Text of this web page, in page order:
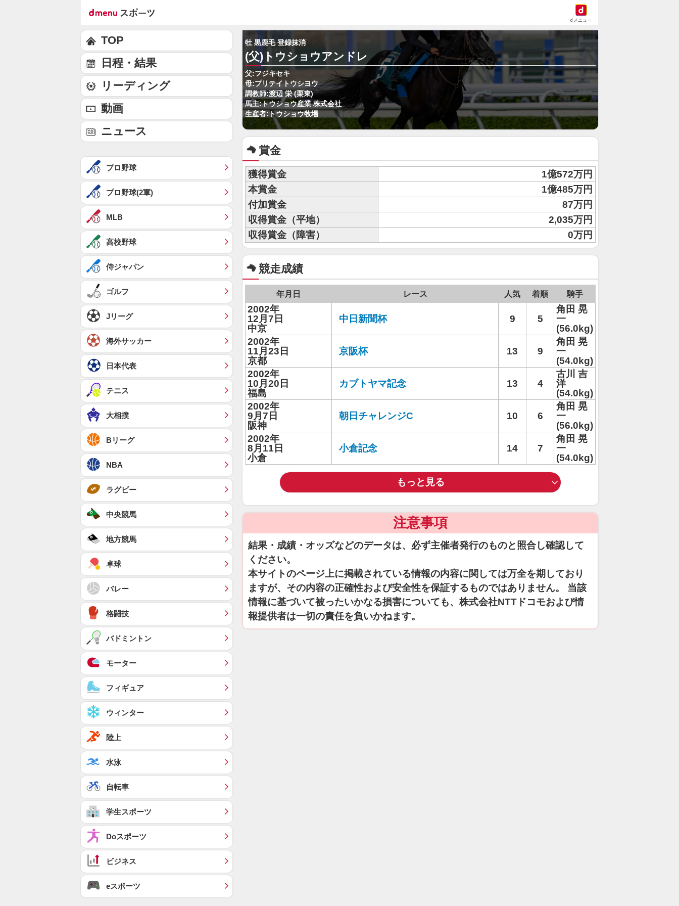
dメニュー
牡 黒鹿毛 登録抹消
(父)トウショウアンドレ
父:フジキセキ
母:プリテイトウシヨウ
調教師:渡辺 栄 (栗東)
馬主:トウショウ産業 株式会社
生産者:トウショウ牧場
賞金
獲得賞金
1億572万円
本賞金
1億485万円
付加賞金
87万円
収得賞金（平地）
2,035万円
収得賞金（障害）
0万円
競走成績
年月日 レース 人気 着順 騎手
2002年
12月7日
中京
中日新聞杯 9 5
角田 晃
一
(56.0kg)
2002年
11月23日
京都
京阪杯 13 9
角田 晃
一
(54.0kg)
2002年
10月20日
福島
カブトヤマ記念 13 4
古川 吉
洋
(54.0kg)
2002年
9月7日
阪神
朝日チャレンジC 10 6
角田 晃
一
(56.0kg)
2002年
8月11日
小倉
小倉記念 14 7
角田 晃
一
(54.0kg)
もっと見る
注意事項
結果・成績・オッズなどのデータは、必ず主催者発行のものと照合し確認して
ください。
本サイトのページ上に掲載されている情報の内容に関しては万全を期しており
ますが、その内容の正確性および安全性を保証するものではありません。 当該
情報に基づいて被ったいかなる損害についても、株式会社NTTドコモおよび情
報提供者は一切の責任を負いかねます。
TOP
日程・結果
リーディング
動画
ニュース
プロ野球
プロ野球(2軍)
MLB
高校野球
侍ジャパン
ゴルフ
Jリーグ
海外サッカー
日本代表
テニス
大相撲
Bリーグ
NBA
ラグビー
中央競馬
地方競馬
卓球
バレー
格闘技
バドミントン
モーター
フィギュア
ウィンター
陸上
水泳
自転車
学生スポーツ
Doスポーツ
ビジネス
eスポーツ